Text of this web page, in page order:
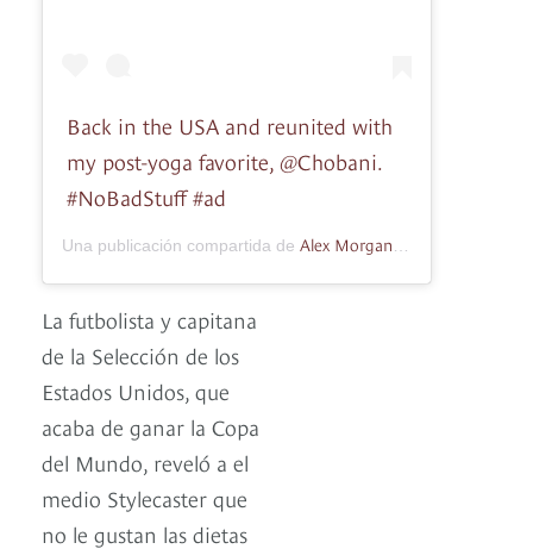
Back in the USA and reunited with
my post-yoga favorite, @Chobani.
#NoBadStuff #ad
Una publicación compartida de Alex Morgan
La futbolista y capitana
de la Selección de los
Estados Unidos, que
acaba de ganar la Copa
del Mundo, reveló a el
medio Stylecaster que
no le gustan las dietas